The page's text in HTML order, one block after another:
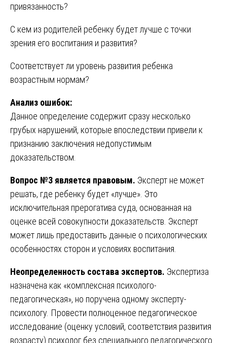
привязанность?
С кем из родителей ребенку будет лучше с точки
зрения его воспитания и развития?
Соответствует ли уровень развития ребенка
возрастным нормам?
Анализ ошибок:
Данное определение содержит сразу несколько
грубых нарушений, которые впоследствии привели к
признанию заключения недопустимым
доказательством.
Вопрос №3 является правовым. Эксперт не может
решать, где ребенку будет «лучше». Это
исключительная прерогатива суда, основанная на
оценке всей совокупности доказательств. Эксперт
может лишь предоставить данные о психологических
особенностях сторон и условиях воспитания.
Неопределенность состава экспертов. Экспертиза
назначена как «комплексная психолого-
педагогическая», но поручена одному эксперту-
психологу. Провести полноценное педагогическое
исследование (оценку условий, соответствия развития
возрасту) психолог без специального педагогического